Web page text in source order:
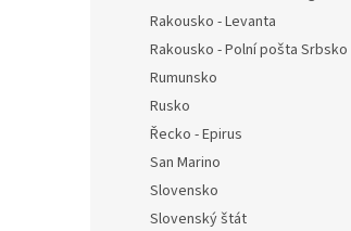
Rakousko - Levanta
Rakousko - Polní pošta Srbsko
Rumunsko
Rusko
Řecko - Epirus
San Marino
Slovensko
Slovenský štát